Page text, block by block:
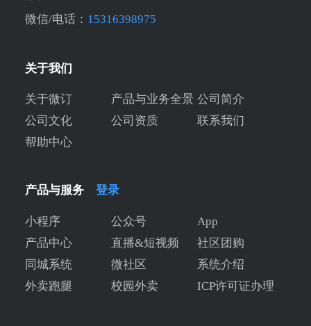
微信/电话： 15316398975
关于我们
关于微订 产品与业务全景 公司简介
公司文化
公司资质
联系我们
帮助中心
产品与服务 登录
小程序 公众号
App
产品中心
直播&短视频
社区团购
同城系统
微社区
系统介绍
外卖跑腿
校园外卖 ICP许可证办理